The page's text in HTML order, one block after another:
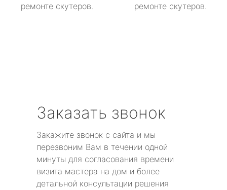
ремонте скутеров.
ремонте скутеров.
Заказать звонок
Закажите звонок с сайта и мы
перезвоним Вам в течении одной
минуты для согласования времени
визита мастера на дом и более
детальной консультации решения